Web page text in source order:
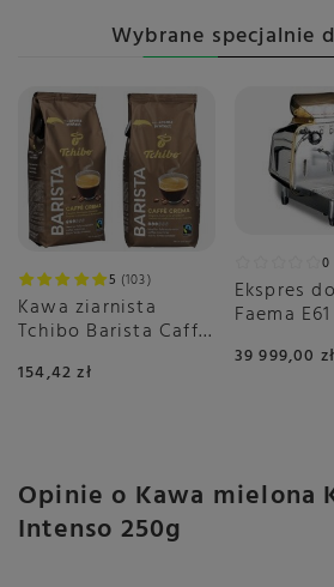
Wybrane specjalnie
5 103
Kawa ziarnista
Tchibo Barista Caffé
154,42 zł
0
Ekspres
Faema
grupowy
39 999,00 zł
Opinie o Kawa mielona
Intenso 250g